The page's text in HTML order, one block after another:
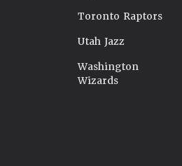
Toronto Raptors
Utah Jazz
Washington
Wizards